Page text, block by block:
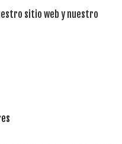
sitio web y nuestro